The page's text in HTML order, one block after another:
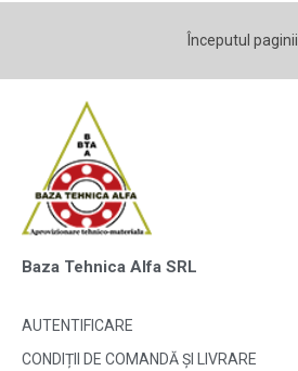
Începutul paginii
Baza Tehnica Alfa SRL
AUTENTIFICARE
CONDIȚII DE COMANDĂ ȘI LIVRARE